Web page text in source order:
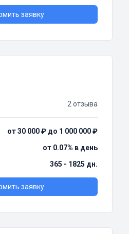
заявку
2 отзыва
от 30 000 ₽ до 1 000 000 ₽
от 0.07% в день
365 - 1825 дн.
заявку